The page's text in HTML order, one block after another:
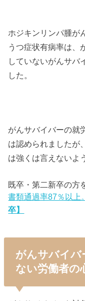
ホジキンリンパ腫が
うつ症状有病率は、
していないがんサバ
した。
がんサバイバーの就
は認められましたが
は強くは言えないよ
既卒・第二新卒の方
書類通過率87％以上
卒】
がんサバイバ
ない労働者の